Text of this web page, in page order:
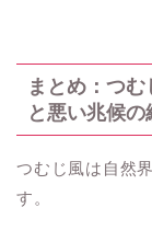
まとめ：つ
と悪い兆候の
つむじ風は自然
す。